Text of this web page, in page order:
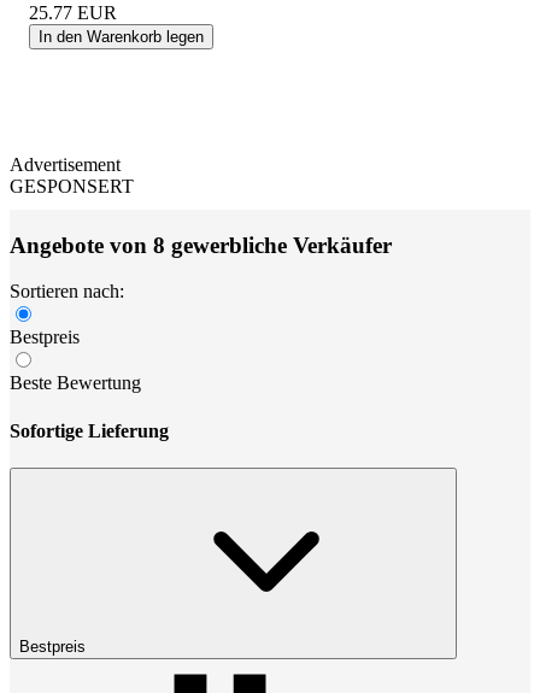
25.77 EUR
In den Warenkorb legen
Advertisement
GESPONSERT
Angebote von 8 gewerbliche Verkäufer
Sortieren nach:
Bestpreis
Beste Bewertung
Sofortige Lieferung
Bestpreis